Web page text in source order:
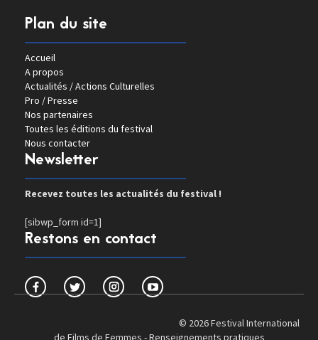
Plan du site
Accueil
A propos
Actualités / Actions Culturelles
Pro / Presse
Nos partenaires
Toutes les éditions du festival
Nous contacter
Newsletter
Recevez toutes les actualités du festival !
[sibwp_form id=1]
Restons en contact
© 2026 Festival International
de Films de Femmes -Renseignements pratiques